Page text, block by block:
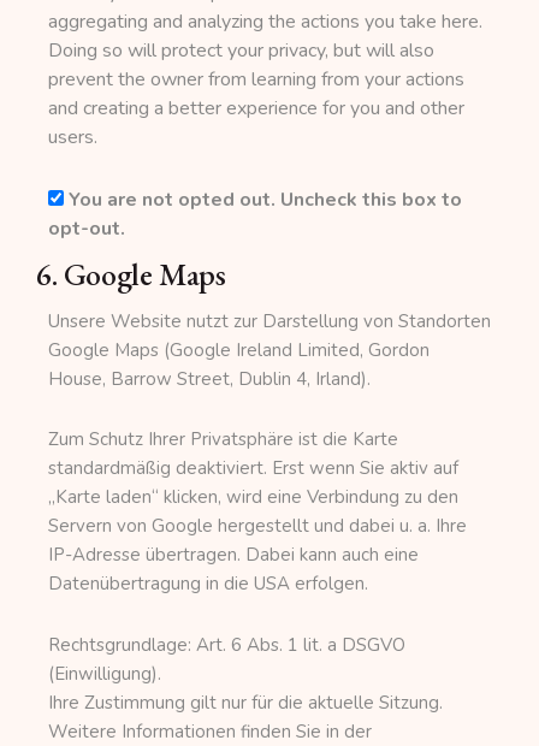
aggregating and analyzing the actions you take here.
Doing so will protect your privacy, but will also
prevent the owner from learning from your actions
and creating a better experience for you and other
users.
You are not opted out. Uncheck this box to
opt-out.
6. Google Maps
Unsere Website nutzt zur Darstellung von Standorten
Google Maps (Google Ireland Limited, Gordon
House, Barrow Street, Dublin 4, Irland).
Zum Schutz Ihrer Privatsphäre ist die Karte
standardmäßig deaktiviert. Erst wenn Sie aktiv auf
„Karte laden“ klicken, wird eine Verbindung zu den
Servern von Google hergestellt und dabei u. a. Ihre
IP-Adresse übertragen. Dabei kann auch eine
Datenübertragung in die USA erfolgen.
Rechtsgrundlage: Art. 6 Abs. 1 lit. a DSGVO
(Einwilligung).
Ihre Zustimmung gilt nur für die aktuelle Sitzung.
Weitere Informationen finden Sie in der